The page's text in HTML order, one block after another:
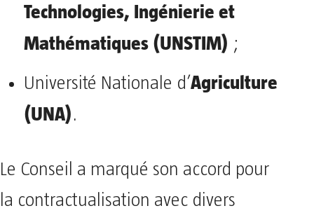
Technologies, Ingénierie et
Mathématiques (UNSTIM) ;
Université Nationale d’Agriculture
(UNA).
Le Conseil a marqué son accord pour
la contractualisation avec divers